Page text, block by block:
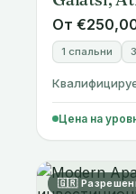
1 спальни
Цена на